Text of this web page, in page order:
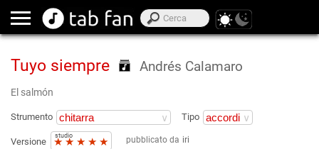
Tuyo siempre Andrés Calamaro
El salmón
Strumento Tipo
Versione
studio
★★ ★ ★ ★ pubblicato da iri